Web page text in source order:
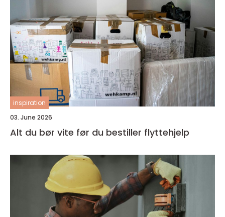
inspiration
03. June 2026
Alt du bør vite før du bestiller flyttehjelp